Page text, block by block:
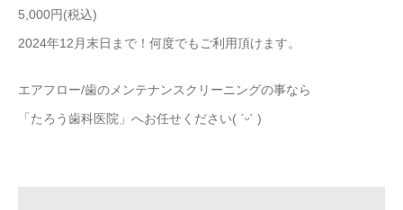
5,000円(税込)
2024年12月末日まで！何度でもご利用頂けます。
エアフロー/歯のメンテナンスクリーニングの事なら
「たろう歯科医院」へお任せください( ˊᵕˋ )